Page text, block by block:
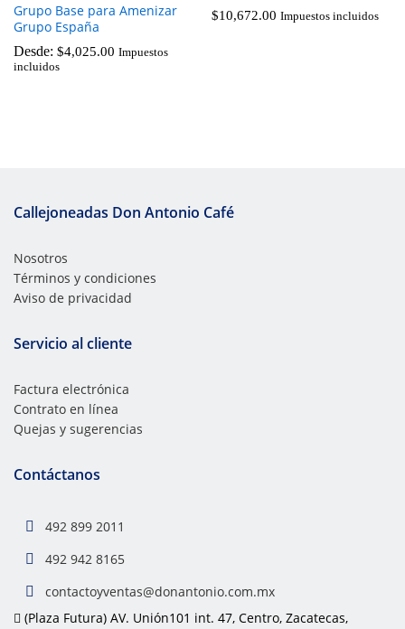
Grupo Base para Amenizar
Grupo España
Desde: $4,025.00 Impuestos
incluidos
$10,672.00 Impuestos incluidos
Callejoneadas Don Antonio Café
Nosotros
Términos y condiciones
Aviso de privacidad
Servicio al cliente
Factura electrónica
Contrato en línea
Quejas y sugerencias
Contáctanos
492 899 2011
492 942 8165
contactoyventas@donantonio.com.mx
(Plaza Futura) AV. Unión101 int. 47, Centro, Zacatecas,